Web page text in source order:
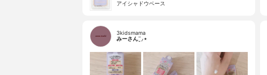
アイシャドウベース
3kidsmama
みーさん¨̮⸝⋆